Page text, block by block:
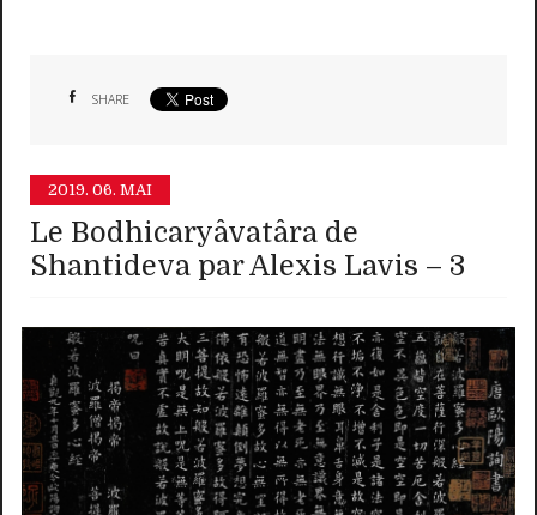
SHARE
2019. 06. MAI
Le Bodhicaryâvatâra de
Shantideva par Alexis Lavis – 3